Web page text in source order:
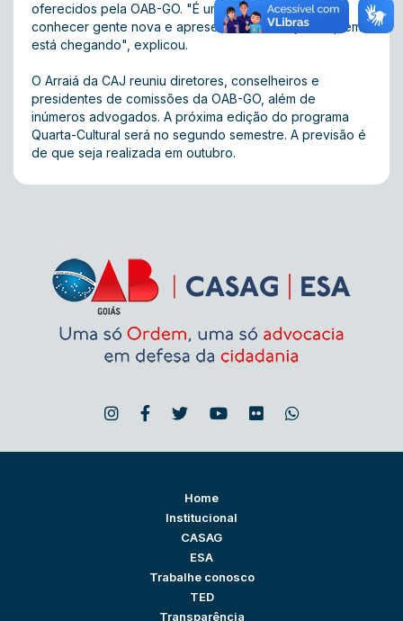
oferecidos pela OAB-GO. "É uma oportunidade de
conhecer gente nova e apresentar a instituição a quem
está chegando", explicou.
O Arraiá da CAJ reuniu diretores, conselheiros e
presidentes de comissões da OAB-GO, além de
inúmeros advogados. A próxima edição do programa
Quarta-Cultural será no segundo semestre. A previsão é
de que seja realizada em outubro.
Home
Institucional
CASAG
ESA
Trabalhe conosco
TED
Transparência